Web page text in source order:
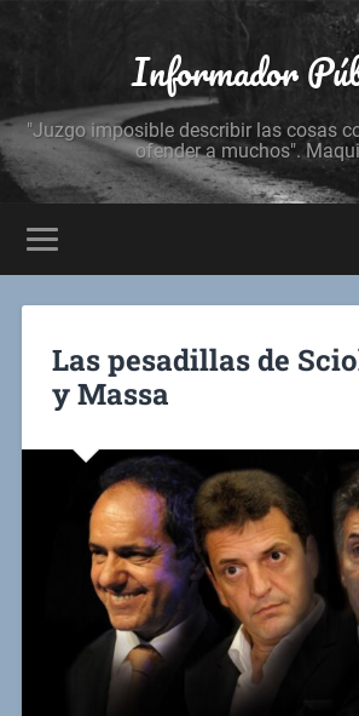
Informador
"Juzgo imposible describir las cosas
ofender a muchos".
Las pesadillas de
y Massa